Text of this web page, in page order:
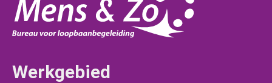
Werkgebied